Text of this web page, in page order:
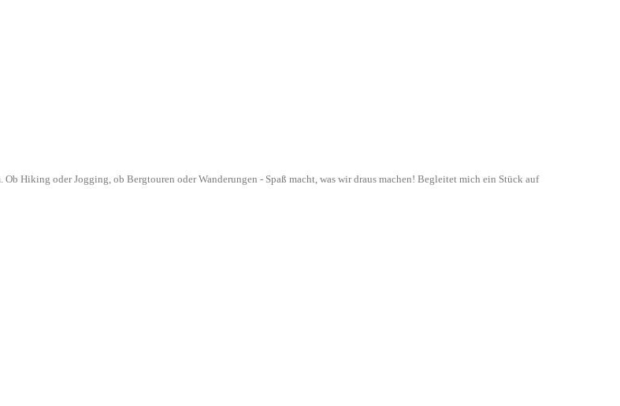
Hiking oder Jogging, ob Bergtouren oder Wanderungen - Spaß macht, was wir draus machen! Begleitet mich ein Stück auf